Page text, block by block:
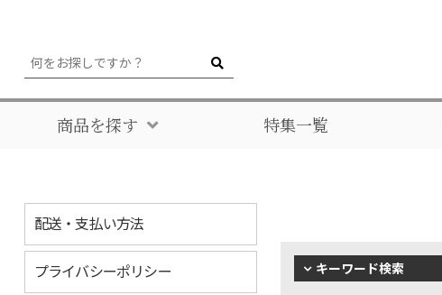
商品を探す 特集一覧
配送・支払い方法
プライバシーポリシー キーワード検索